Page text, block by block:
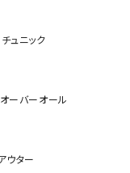
ュニック
オーバーオール
ウター